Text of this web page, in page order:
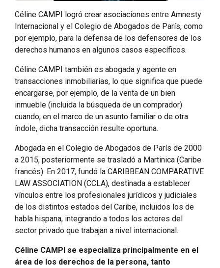
Céline CAMPI logró crear asociaciones entre Amnesty
Internacional y el Colegio de Abogados de París, como
por ejemplo, para la defensa de los defensores de los
derechos humanos en algunos casos específicos.
Céline CAMPI también es abogada y agente en
transacciones inmobiliarias, lo que significa que puede
encargarse, por ejemplo, de la venta de un bien
inmueble (incluida la búsqueda de un comprador)
cuando, en el marco de un asunto familiar o de otra
índole, dicha transacción resulte oportuna.
Abogada en el Colegio de Abogados de París de 2000
a 2015, posteriormente se trasladó a Martinica (Caribe
francés). En 2017, fundó la CARIBBEAN COMPARATIVE
LAW ASSOCIATION (CCLA), destinada a establecer
vínculos entre los profesionales jurídicos y judiciales
de los distintos estados del Caribe, incluidos los de
habla hispana, integrando a todos los actores del
sector privado que trabajan a nivel internacional.
Céline CAMPI se especializa principalmente en el
área de los derechos de la persona, tanto